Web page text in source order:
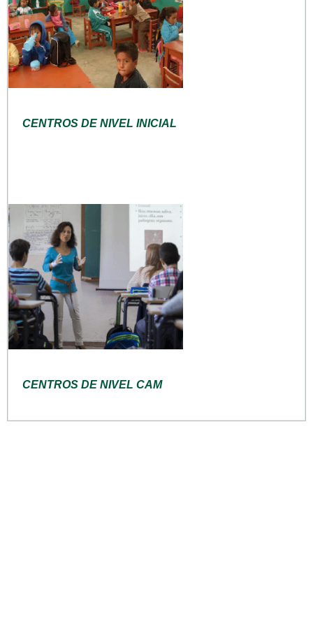
CENTROS DE NIVEL INICIAL
CENTROS DE NIVEL CAM